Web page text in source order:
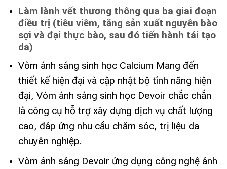
Làm lành vết thương thông qua ba giai đoạn
điều trị (tiêu viêm, tăng sản xuất nguyên bào
sợi và đại thực bào, sau đó tiến hành tái tạo
da)
Vòm ánh sáng sinh học Calcium Mang đến
thiết kế hiện đại và cập nhật bộ tính năng hiện
đại, Vòm ánh sáng sinh học Devoir chắc chắn
là công cụ hỗ trợ xây dựng dịch vụ chất lượng
cao, đáp ứng nhu cầu chăm sóc, trị liệu da
chuyên nghiệp.
Vòm ánh sáng Devoir ứng dụng công nghệ ánh